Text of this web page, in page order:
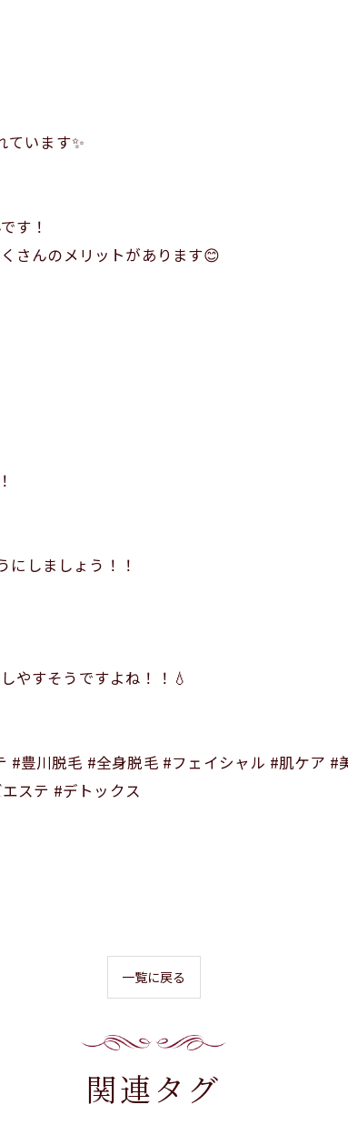
ています✨️
す！
さんのメリットがあります😊
にしましょう！！
やすそうですよね！！💧
豊川脱毛 #全身脱毛 #フェイシャル #肌ケア
ステ #デトックス
一覧に戻る
関連タグ